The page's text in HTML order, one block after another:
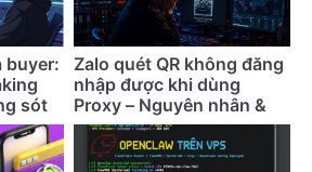
buyer:
sót
Zalo quét QR không đăng
nhập được khi dùng
Proxy – Nguyên nhân &
cách khắc phục